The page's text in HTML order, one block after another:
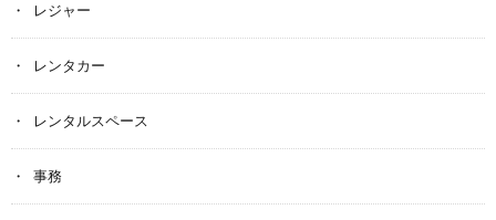
レジャー
レンタカー
レンタルスペース
事務